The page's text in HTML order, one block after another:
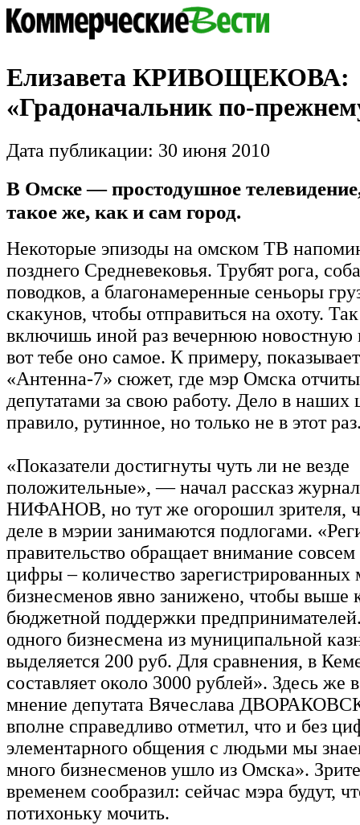
Елизавета КРИВОЩЕКОВА:
«Градоначальник по-
Дата публикации: 30 июня 2010
В Омске — простодушное
такое же, как и сам город.
Некоторые эпизоды на омском ТВ
позднего Средневековья. Трубят рога,
поводков, а благонамеренные сеньоры
скакунов, чтобы отправиться на охоту.
включишь иной раз вечернюю новостную
вот тебе оно самое. К примеру,
«Антенна-7» сюжет, где мэр Омска
депутатами за свою работу. Дело в наших
правило, рутинное, но только не в этот
«Показатели достигнуты чуть ли не везде
положительные», — начал рассказ
НИФАНОВ, но тут же огорошил зрителя,
деле в мэрии занимаются подлогами.
правительство обращает внимание
цифры – количество зарегистрированных
бизнесменов явно занижено, чтобы выше
бюджетной поддержки
одного бизнесмена из муниципальной
выделяется 200 руб. Для сравнения, в
составляет около 3000 рублей». Здесь же
мнение депутата Вячеслава
вполне справедливо отметил, что и без
элементарного общения с людьми мы
много бизнесменов ушло из Омска».
временем сообразил: сейчас мэра будут,
потихоньку мочить.